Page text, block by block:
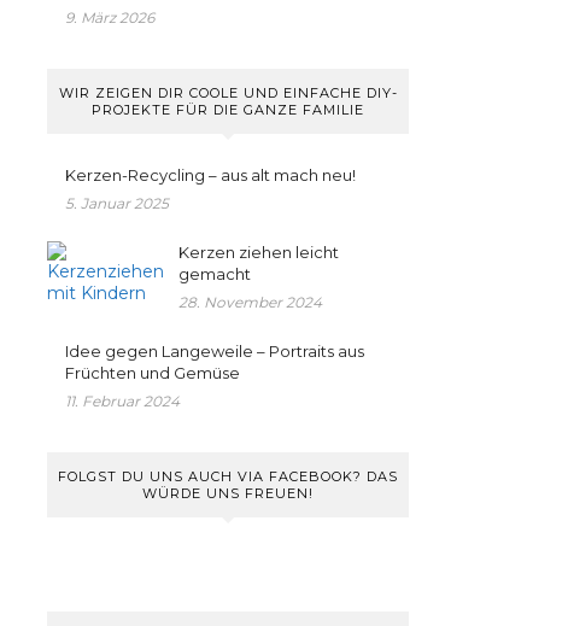
9. März 2026
WIR ZEIGEN DIR COOLE UND EINFACHE DIY-
PROJEKTE FÜR DIE GANZE FAMILIE
Kerzen-Recycling – aus alt mach neu!
5. Januar 2025
Kerzen ziehen leicht
gemacht
28. November 2024
Idee gegen Langeweile – Portraits aus
Früchten und Gemüse
11. Februar 2024
FOLGST DU UNS AUCH VIA FACEBOOK? DAS
WÜRDE UNS FREUEN!